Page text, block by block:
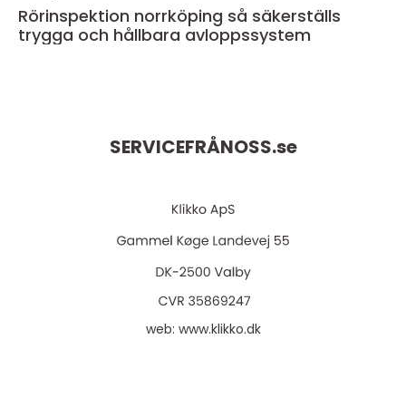
Rörinspektion norrköping så säkerställs
trygga och hållbara avloppssystem
SERVICEFRÅNOSS.se
web: www.klikko.dk